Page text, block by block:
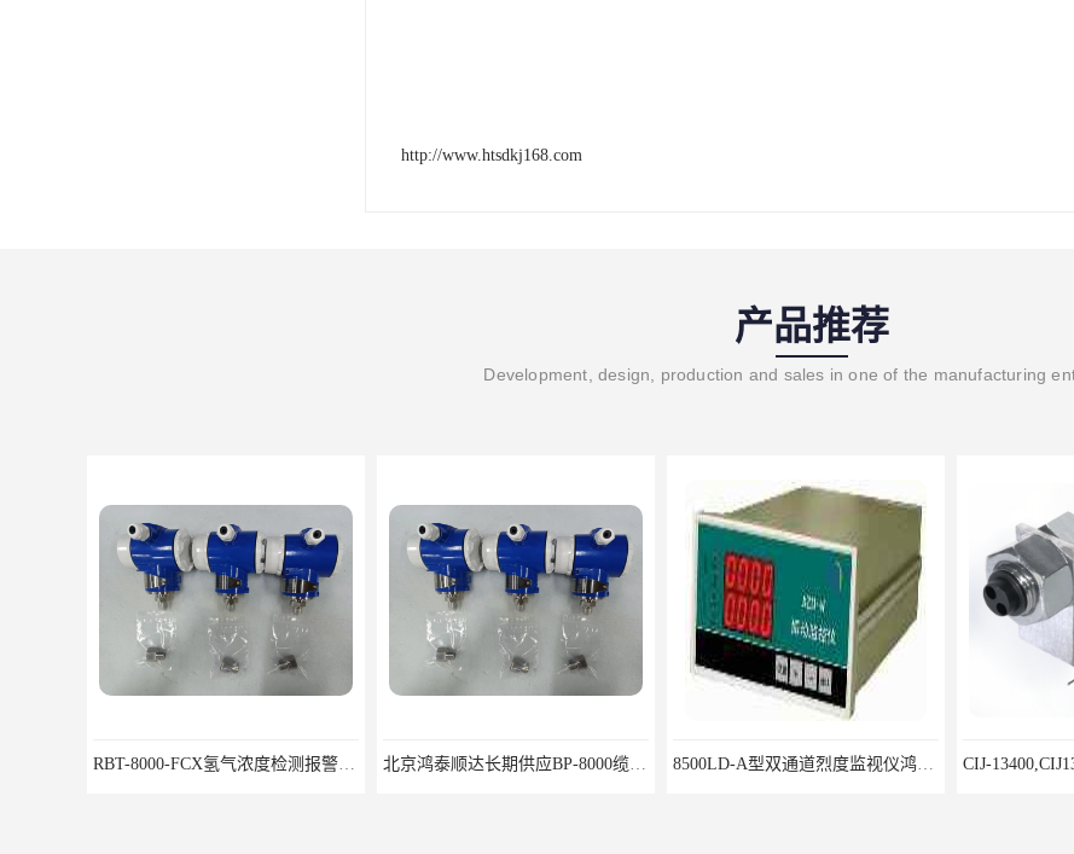
http://www.htsdkj168.com
产品推荐
Development, design, production and sales in one of the manufacturing
RBT-8000-FCX氢气浓度检测报警器北京地区供应商 北京鸿泰顺达长期供应BP-8000缆式液位计，0-5米现场显示；BP-8000缆式液位计，0-5米现场显示询价电话 8500LD-A型双通道烈度监视仪鸿泰产品性价比好